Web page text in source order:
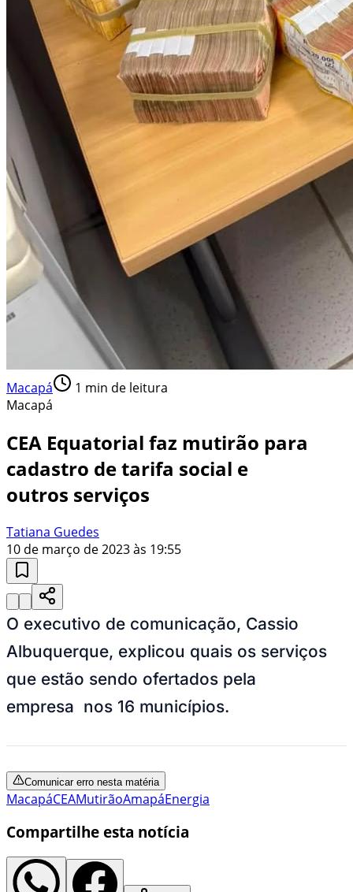
Macapá 1 min de leitura
Macapá
CEA Equatorial faz mutirão para
cadastro de tarifa social e
outros serviços
Tatiana Guedes
10 de março de 2023 às 19:55
O executivo de comunicação, Cassio
Albuquerque, explicou quais os serviços
que estão sendo ofertados pela
empresa nos 16 municípios.
Comunicar erro nesta matéria
MacapáCEAMutirãoAmapáEnergia
Compartilhe esta notícia